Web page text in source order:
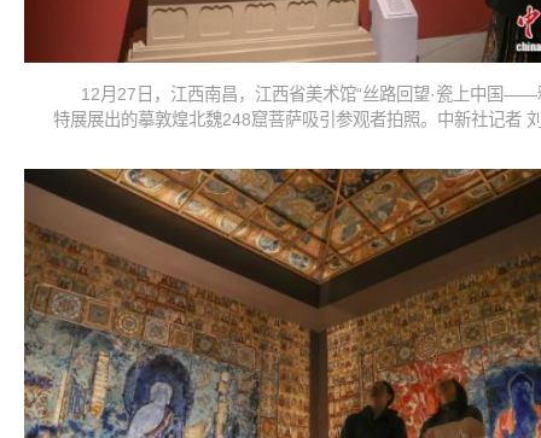
12月27日，江西南昌，江西省美术馆“丝路回望·瓷上中国——
特展展出的摹敦煌北魏248窟菩萨吸引参观者拍照。中新社记者